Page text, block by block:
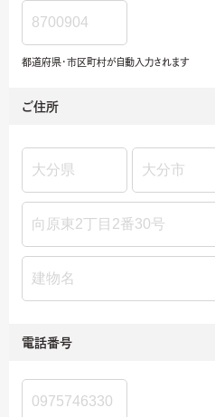
都道府県・市区町村が自動入力されます
ご住所
電話番号